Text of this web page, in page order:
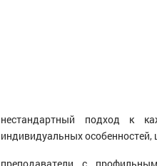
нестандартный подход к
индивидуальных особенностей,